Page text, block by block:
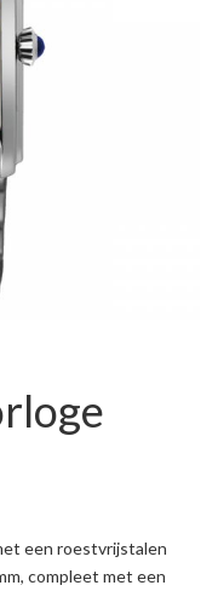
een roestvrijstalen
compleet met een